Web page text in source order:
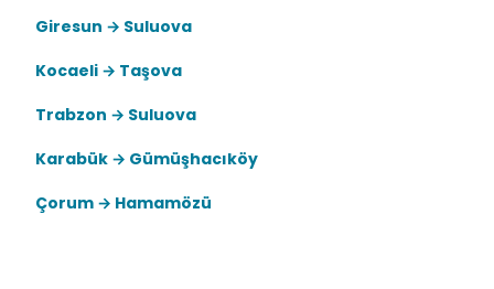
Giresun → Suluova
Kocaeli → Taşova
Trabzon → Suluova
Karabük → Gümüşhacıköy
Çorum → Hamamözü